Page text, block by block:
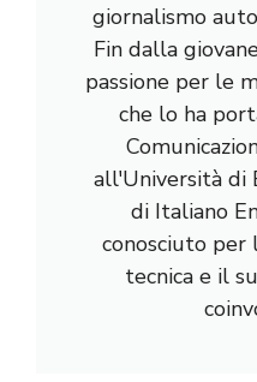
giornalismo
Fin dalla
passione per le
che lo ha
all'Università di
di Italiano
conosciuto per
tecnica e il